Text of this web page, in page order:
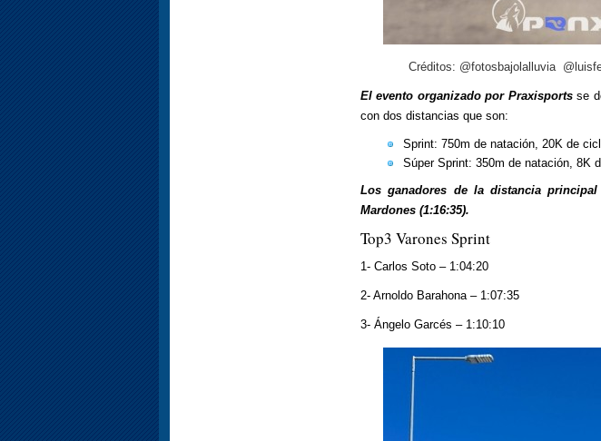
Créditos: @fotosbajolalluvia
El evento organizado por Praxisportsse
con dos distancias que son:
Sprint: 750m de natación, 20K de
Súper Sprint: 350m de natación, 8K
Los ganadores de la distancia principal
Mardones (1:16:35).
Top3 Varones Sprint
1- Carlos Soto – 1:04:20
2- Arnoldo Barahona – 1:07:35
3- Ángelo Garcés – 1:10:10